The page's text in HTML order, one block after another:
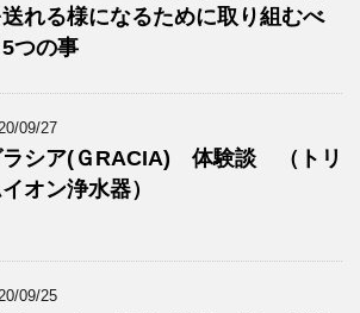
れる様になるために取り組むべ
5つの事
09/27
ラシア(ＧRACIA) 体験談 （トリ
オン浄水器）
09/25